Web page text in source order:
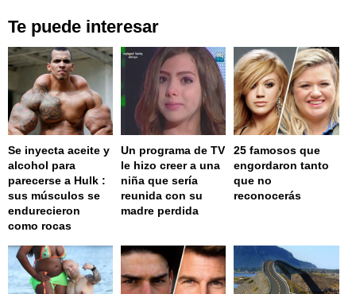
Te puede interesar
Se inyecta aceite y
alcohol para
parecerse a Hulk :
sus músculos se
endurecieron
como rocas
Un programa de TV
le hizo creer a una
niña que sería
reunida con su
madre perdida
25 famosos que
engordaron tanto
que no
reconocerás